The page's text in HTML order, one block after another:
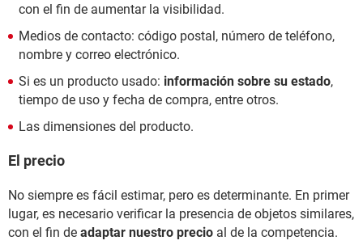
con el fin de aumentar la visibilidad.
Medios de contacto: código postal, número de teléfono,
nombre y correo electrónico.
Si es un producto usado: información sobre su estado,
tiempo de uso y fecha de compra, entre otros.
Las dimensiones del producto.
El precio
No siempre es fácil estimar, pero es determinante. En primer
lugar, es necesario verificar la presencia de objetos similares,
con el fin de adaptar nuestro precio al de la competencia.